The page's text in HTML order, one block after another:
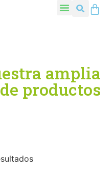
amplia
productos